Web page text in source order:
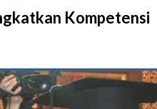
Kompetensi